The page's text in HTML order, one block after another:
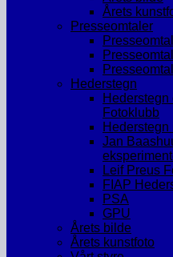
Årets
Presseomtaler
Hederstegn
Fotoklubb
Jan
Leif Preus
FIAP
PSA
GPU
Årets bilde
Årets kunstfoto